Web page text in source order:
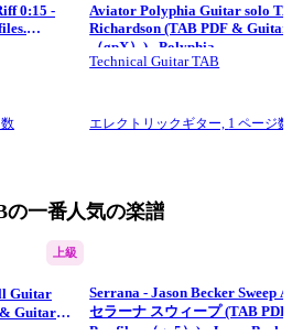
0:15 -
Aviator Polyphia Guitar solo
Richardson (TAB PDF & Guitar Pro files.
（gpX）) - Polyphia
Technical Guitar TAB
エレクトリックギター, 1 ページ数
の一番人気の楽譜
上級
Guitar
Serrana - Jason Becker Sweep
セラーナ スウィープ (TAB
Pro files.（gp5）) - Jason